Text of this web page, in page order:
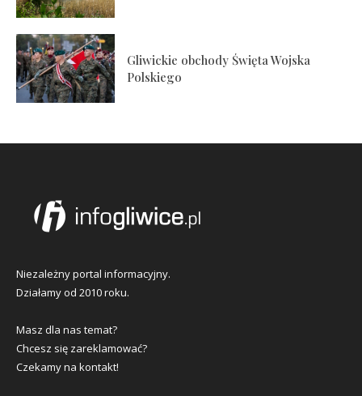
Gliwickie obchody Święta Wojska
Polskiego
Niezależny portal informacyjny.
Działamy od 2010 roku.
Masz dla nas temat?
Chcesz się zareklamować?
Czekamy na kontakt!